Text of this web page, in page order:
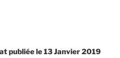
publiée le 13 Janvier 2019